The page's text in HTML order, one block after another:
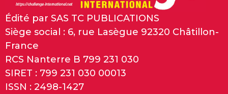
Édité par SAS TC PUBLICATIONS
Siège social : 6, rue Lasègue 92320 Châtillon-
France
RCS Nanterre B 799 231 030
SIRET : 799 231 030 00013
ISSN : 2498-1427